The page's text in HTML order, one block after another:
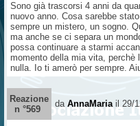
Sono già trascorsi 4 anni da
nuovo anno. Cosa sarebbe
sempre un mistero, un sogno.
ma anche se ci separa un
possa continuare a starmi
momento della mia vita,
nulla. Io ti amerò per sempre.
Reazione
n °569
da AnnaMaria il 29/